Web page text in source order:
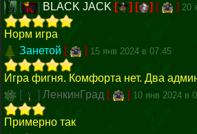
[
] BLACK JACK [ ] [ ] [ ] 20
Норм игра
Занетой [ ] 15 янв 2024 в 07:45
Игра фигня. Комфорта нет. Два
[
] ЛенкинГрад [ ] 10 янв 2024 в
Примерно так